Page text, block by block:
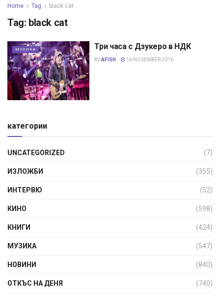
Home Tag black cat
Tag: black cat
МУЗИКА Три часа с Дзукеро в НДК
BYAFISH 16 NOVEMBER 2016
категории
UNCATEGORIZED (7)
ИЗЛОЖБИ (355)
ИНТЕРВЮ (52)
КИНО (598)
КНИГИ (424)
МУЗИКА (547)
НОВИНИ (840)
ОТКЪС НА ДЕНЯ (740)